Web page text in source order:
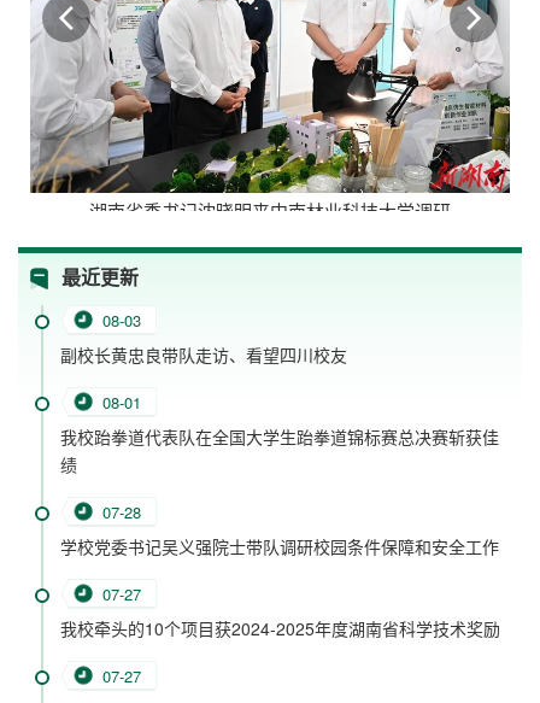
湖南省委书记沈晓明来中南林业科技大学调研
最近更新
08-03
副校长黄忠良带队走访、看望四川校友
08-01
我校跆拳道代表队在全国大学生跆拳道锦标赛总决赛斩获佳
绩
07-28
学校党委书记吴义强院士带队调研校园条件保障和安全工作
07-27
我校牵头的10个项目获2024-2025年度湖南省科学技术奖励
07-27